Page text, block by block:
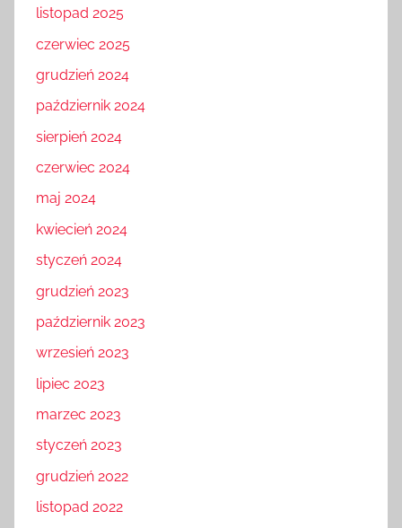
listopad 2025
czerwiec 2025
grudzień 2024
październik 2024
sierpień 2024
czerwiec 2024
maj 2024
kwiecień 2024
styczeń 2024
grudzień 2023
październik 2023
wrzesień 2023
lipiec 2023
marzec 2023
styczeń 2023
grudzień 2022
listopad 2022